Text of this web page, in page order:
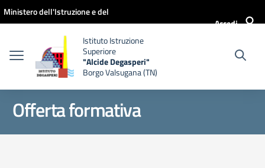
Vai ai contenuti
Vai al menu di navigazione
Vai al footer
Ministero dell'Istruzione e del
Accedi
Istituto Istruzione
Superiore
"Alcide Degasperi"
Borgo Valsugana (TN)
Offerta formativa